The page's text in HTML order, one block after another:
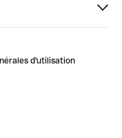
d'utilisation